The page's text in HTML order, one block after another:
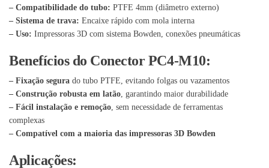
– Compatibilidade do tubo: PTFE 4mm (diâmetro externo)
– Sistema de trava: Encaixe rápido com mola interna
– Uso: Impressoras 3D com sistema Bowden, conexões pneumáticas
Benefícios do Conector PC4-M10:
– Fixação segura do tubo PTFE, evitando folgas ou vazamentos
– Construção robusta em latão, garantindo maior durabilidade
– Fácil instalação e remoção, sem necessidade de ferramentas
complexas
– Compatível com a maioria das impressoras 3D Bowden
Aplicações: